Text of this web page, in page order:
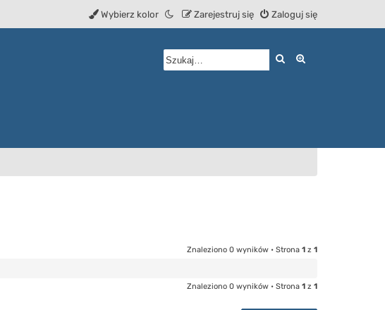
Zaloguj się
Zarejestruj się
Wybierz kolor
Szukaj
Znaleziono 0 wyników • Strona 1 z 1
Znaleziono 0 wyników • Strona 1 z 1